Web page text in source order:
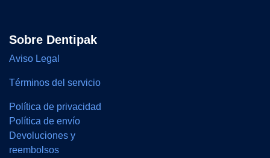
Sobre Dentipak
Aviso Legal
Términos del servicio
Política de privacidad
Política de envío
Devoluciones y
reembolsos